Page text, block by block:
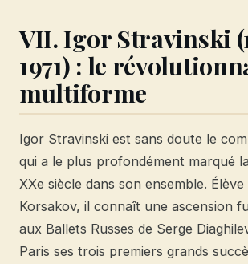
VII. Igor Stravinski
1971) : le
multiforme
Igor Stravinski est sans doute le
qui a le plus profondément marqué
XXe siècle dans son ensemble. Élève
Korsakov, il connaît une ascension
aux Ballets Russes de Serge
Paris ses trois premiers grands